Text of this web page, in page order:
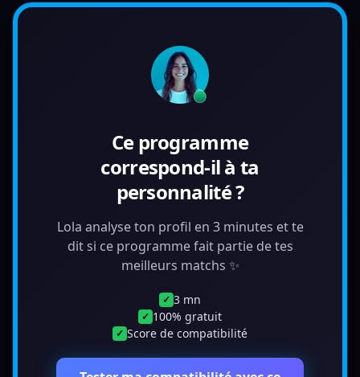
Ce programme
correspond-il à ta
personnalité ?
Lola analyse ton profil en 3 minutes et te
dit si ce programme fait partie de tes
meilleurs matchs ✨
✓ 3 mn
✓ 100% gratuit
✓ Score de compatibilité